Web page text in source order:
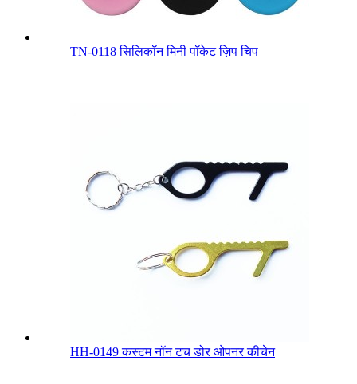
TN-0118 सिलिकॉन मिनी पॉकेट ज़िप चिप
HH-0149 कस्टम नॉन टच डोर ओपनर कीचेन